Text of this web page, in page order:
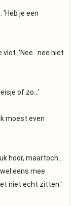
'Heb je een
vlot. 'Nee.. nee niet
of zo...'
moest even
hoor, maartoch...
eens mee
niet echt zitten.'